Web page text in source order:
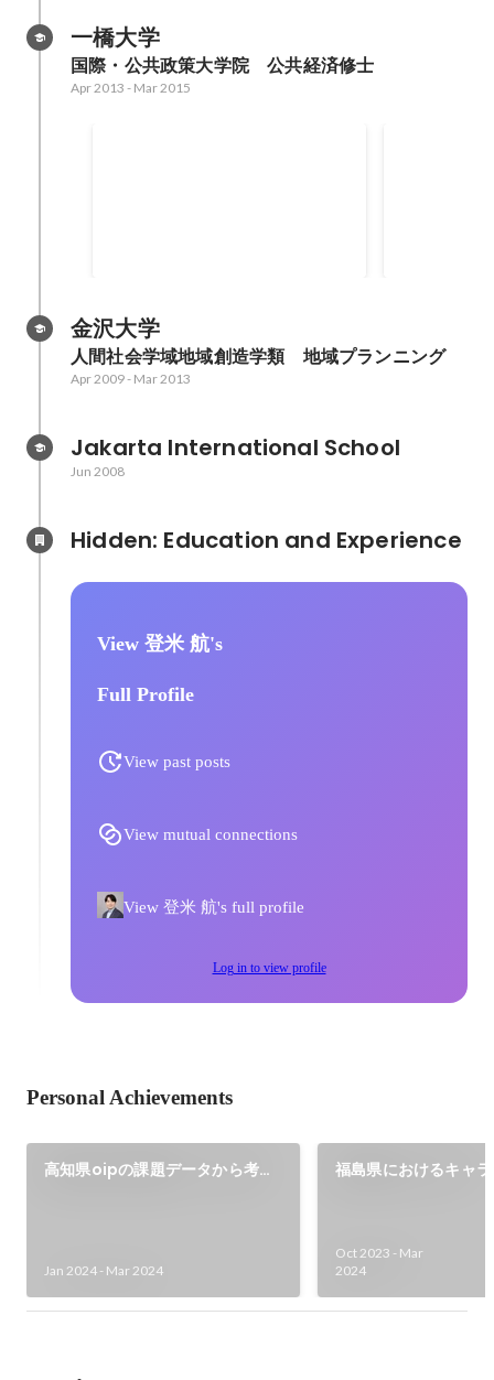
一橋大学
国際・公共政策大学院　公共経済修士
Apr 2013 - Mar 2015
金沢大学
人間社会学域地域創造学類　地域プランニング
Apr 2009- Mar 2013
Jakarta International School
Jun 2008
View 登米 航's
Full Profile
View past posts
View mutual connections
View 登米 航's full profile
Log in to view profile
Personal Achievements
高知県oipの課題データから考え
Jan 2024 - Mar 2024
福島県におけるキャ
Oct 2023 - Mar
2024